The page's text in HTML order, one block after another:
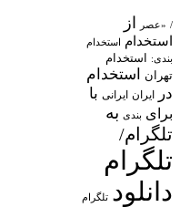
/ «عصر از
استخدام استخدام
بندی: استخدام
تهران
استخدام
در
ایران ایرانی با
برای بندی به
تلگرام/
تلگرام
دانلود تلگرام